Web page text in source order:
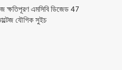
এমসিবি ডিজেড 47
যৌগিক সুইচ